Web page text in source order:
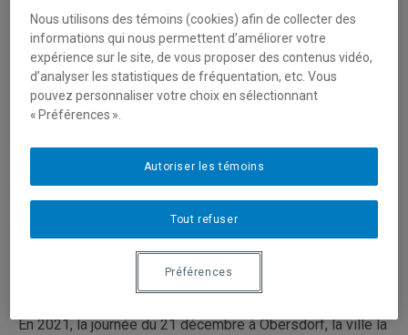
En 2021, la journée du 21 décembre à Obersdorf, la ville la
Nous utilisons des témoins (cookies) afin de collecter des
informations qui nous permettent d’améliorer votre
expérience sur le site, de vous proposer des contenus vidéo,
d’analyser les statistiques de fréquentation, etc. Vous
pouvez personnaliser votre choix en sélectionnant
« Préférences ».
Tout refuser
Autoriser les témoins
Préférences